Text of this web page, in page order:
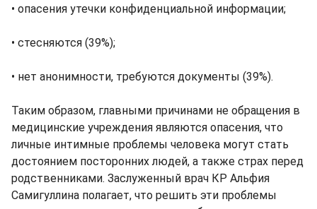
• опасения утечки конфиденциальной информации;
• стесняются (39%);
• нет анонимности, требуются документы (39%).
Таким образом, главными причинами не обращения в
медицинские учреждения являются опасения, что
личные интимные проблемы человека могут стать
достоянием посторонних людей, а также страх перед
родственниками. Заслуженный врач КР Альфия
Самигуллина полагает, что решить эти проблемы